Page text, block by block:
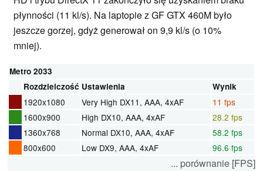
płynności (11 kl/s). Na laptopie z GF GTX 460M było
jeszcze gorzej, gdyż generował on 9,9 kl/s (o 10%
mniej).
Metro 2033
Rozdzielczość Ustawienia Wynik
1920x1080 Very High DX11, AAA, 4xAF
11 fps
1600x900
High DX10, AAA, 4xAF
28.2 fps
1360x768
Normal DX10, AAA, 4xAF
58.2 fps
800x600
Low DX9, AAA, 4xAF 96.6 fps
... porównanie [FPS]